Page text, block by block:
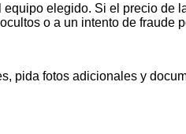
elegido. Si el precio de
o a un intento de fraude
pida fotos adicionales y